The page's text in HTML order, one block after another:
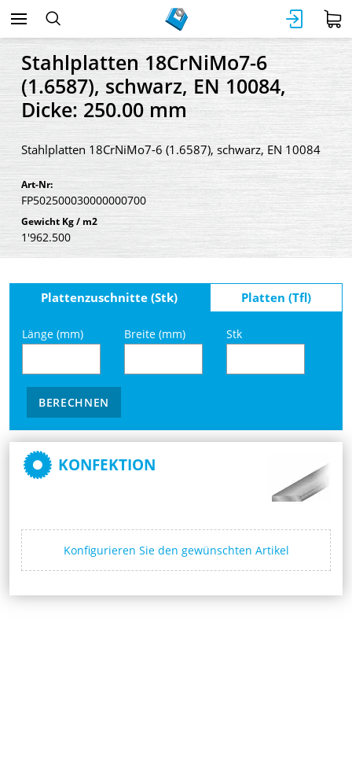
Stahlplatten 18CrNiMo7-6
(1.6587), schwarz, EN 10084,
Dicke: 250.00 mm
Stahlplatten 18CrNiMo7-6 (1.6587), schwarz, EN 10084
Art-Nr:
FP502500030000000700
Gewicht Kg / m2
1'962.500
Plattenzuschnitte (Stk) Platten (Tfl)
Länge (mm) Breite (mm) Stk
BERECHNEN
KONFEKTION
Konfigurieren Sie den gewünschten Artikel